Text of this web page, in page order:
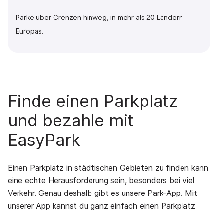
Parke über Grenzen hinweg, in mehr als 20 Ländern
Europas.
Finde einen Parkplatz
und bezahle mit
EasyPark
Einen Parkplatz in städtischen Gebieten zu finden kann
eine echte Herausforderung sein, besonders bei viel
Verkehr. Genau deshalb gibt es unsere Park-App. Mit
unserer App kannst du ganz einfach einen Parkplatz